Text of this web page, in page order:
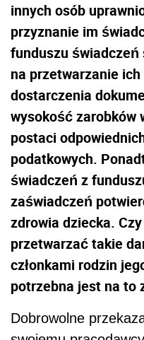
innych osób
przyznanie im
funduszu
na przetwarzanie
dostarczenia
wysokość zarobków
postaci
podatkowych.
świadczeń z
zaświadczeń
zdrowia dziecka.
przetwarzać takie
członkami rodzin
potrzebna jest na to
Dobrowolne